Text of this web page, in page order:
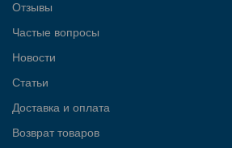
Отзывы
Частые вопросы
Новости
Статьи
Доставка и оплата
Возврат товаров